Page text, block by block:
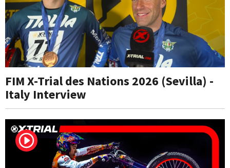
FIM X-Trial des Nations 2026 (Sevilla) -
Italy Interview